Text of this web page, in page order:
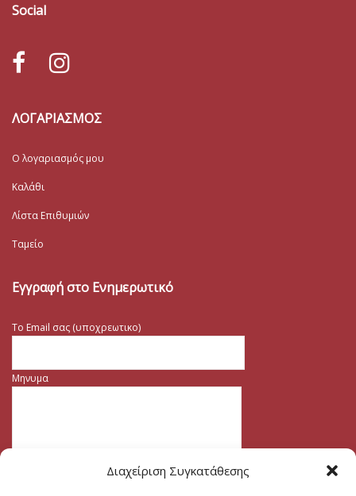
Διαχείριση Συγκατάθεσης
Social
ΛΟΓΑΡΙΑΣΜΟΣ
Ο λογαριασμός μου
Καλάθι
Λίστα Επιθυμιών
Ταμείο
Εγγραφή στο Ενημερωτικό
Το Email σας (υποχρεωτικο)
Μηνυμα